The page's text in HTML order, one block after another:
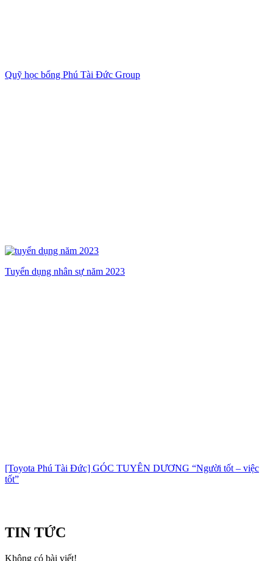
Quỹ học bổng Phú Tài Đức Group
Tuyển dụng nhân sự năm 2023
[Toyota Phú Tài Đức] GÓC TUYÊN DƯƠNG “Người tốt – việc
tốt”
TIN TỨC
Không có bài viết!